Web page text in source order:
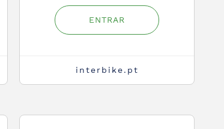
ENTRAR
interbike.pt